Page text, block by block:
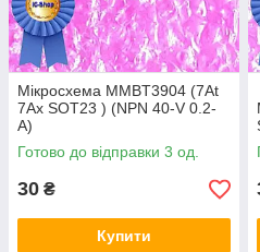
Мікросхема MMBT3904 (7At
7Ax SOT23 ) (NPN 40-V 0.2-
A)
Готово до відправки 3 од.
30 ₴
Купити